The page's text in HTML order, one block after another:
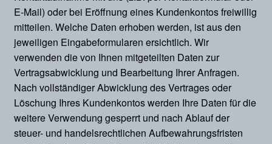
E-Mail) oder bei Eröffnung eines Kundenkontos freiwillig
mitteilen. Welche Daten erhoben werden, ist aus den
jeweiligen Eingabeformularen ersichtlich. Wir
verwenden die von Ihnen mitgeteilten Daten zur
Vertragsabwicklung und Bearbeitung Ihrer Anfragen.
Nach vollständiger Abwicklung des Vertrages oder
Löschung Ihres Kundenkontos werden Ihre Daten für die
weitere Verwendung gesperrt und nach Ablauf der
steuer- und handelsrechtlichen Aufbewahrungsfristen